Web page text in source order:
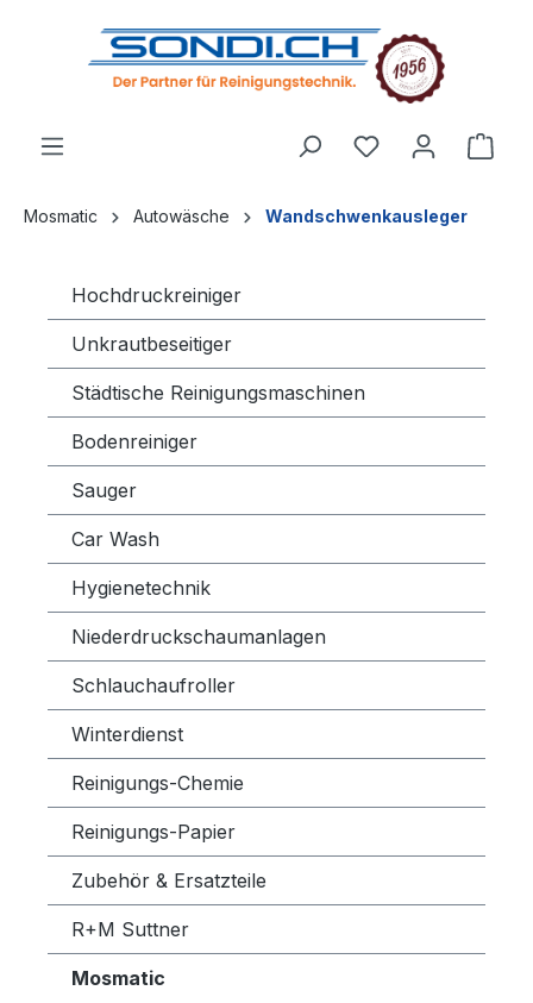
springen
Mosmatic Autowäsche Wandschwenkausleger
Hochdruckreiniger
Unkrautbeseitiger
Städtische Reinigungsmaschinen
Bodenreiniger
Sauger
Car Wash
Hygienetechnik
Niederdruckschaumanlagen
Schlauchaufroller
Winterdienst
Reinigungs-Chemie
Reinigungs-Papier
Zubehör & Ersatzteile
R+M Suttner
Mosmatic